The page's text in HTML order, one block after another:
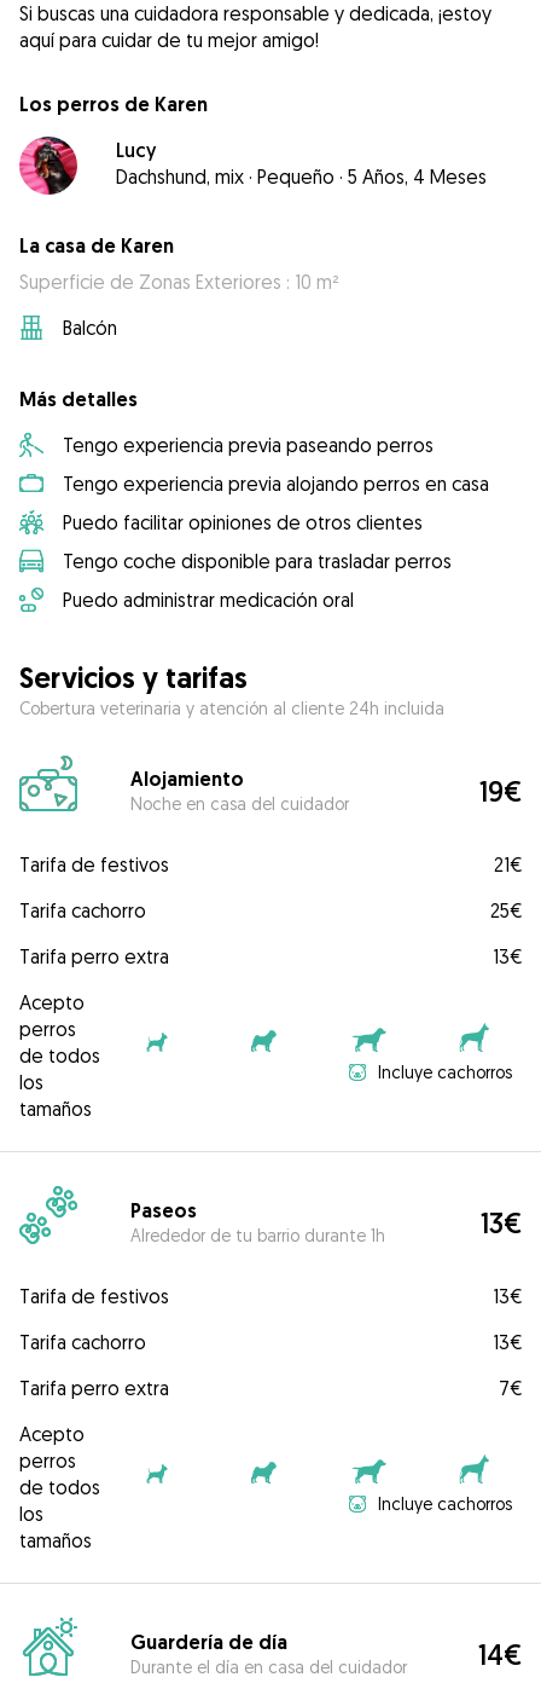
Si buscas una cuidadora responsable y dedicada, ¡estoy
aquí para cuidar de tu mejor amigo!
Los perros de Karen
Lucy
Dachshund, mix · Pequeño · 5 Años, 4 Meses
La casa de Karen
Superficie de Zonas Exteriores : 10 m²
Balcón
Más detalles
Tengo experiencia previa paseando perros
Tengo experiencia previa alojando perros en casa
Puedo facilitar opiniones de otros clientes
Tengo coche disponible para trasladar perros
Puedo administrar medicación oral
Servicios y tarifas
Cobertura veterinaria y atención al cliente 24h incluida
Alojamiento
Noche en casa del cuidador 19€
Tarifa de festivos
21€
Tarifa cachorro
25€
Tarifa perro extra
13€
Acepto
perros
de todos
los
tamaños
Incluye cachorros
Paseos
Alrededor de tu barrio durante 1h 13€
Tarifa de festivos
13€
Tarifa cachorro
13€
Tarifa perro extra
7€
Acepto
perros
de todos
los
tamaños
Incluye cachorros
Guardería de día
Durante el día en casa del cuidador 14€